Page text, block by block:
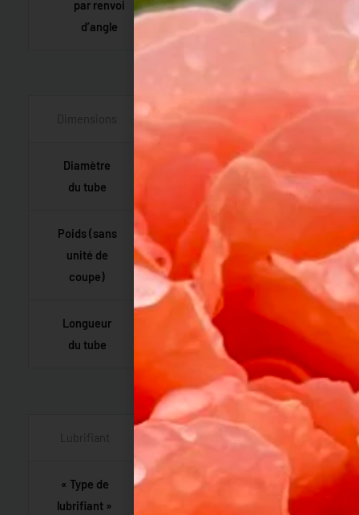
par renvoi
d’angle
30 °
Dimensions
Diamètre
du tube
Poids (sans
unité de
coupe)
5,5 kg
Longueur
du tube
1.483 mm
Lubrifiant
« Type de
lubrifiant »